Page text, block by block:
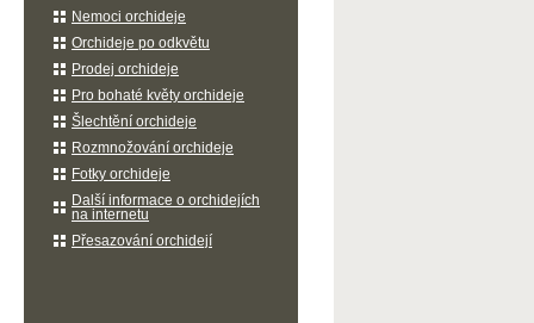
Nemoci orchideje
Orchideje po odkvětu
Prodej orchideje
Pro bohaté květy orchideje
Šlechtění orchideje
Rozmnožování orchideje
Fotky orchideje
Další informace o orchidejích
na internetu
Přesazování orchidejí